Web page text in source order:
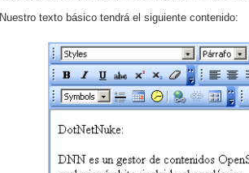
Nuestro texto básico tendrá el siguiente contenido: